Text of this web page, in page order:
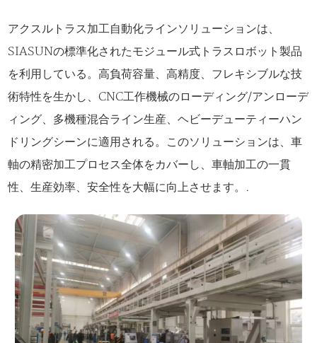
アクスルトラス加工自動化ラインソリューションは、
SIASUNの標準化されたモジュール式トラスロボット製品
を利用している。高負荷容量、高精度、フレキシブルな技
術特性を生かし、CNC工作機械のローディング/アンローデ
ィング、多機種混合ライン生産、ヘビーデューティーハン
ドリングシーンに適用される。このソリューションは、車
軸の精密加工プロセス全体をカバーし、車軸加工の一貫
性、生産効率、安全性を大幅に向上させます。.